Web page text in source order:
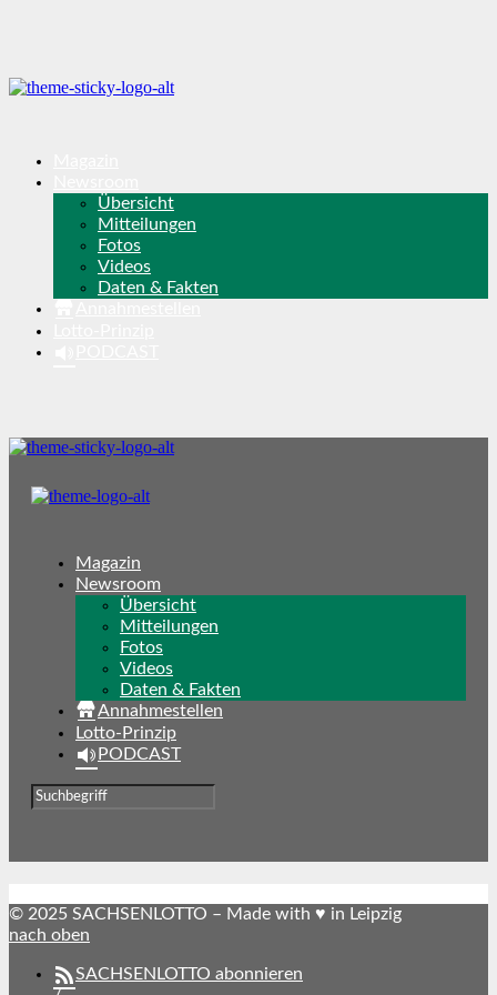
Übersicht
Mitteilungen
Fotos
Videos
Daten & Fakten
Magazin
Newsroom
Übersicht
Mitteilungen
Fotos
Videos
Daten & Fakten
Annahmestellen
Lotto-Prinzip
PODCAST
© 2025 SACHSENLOTTO – Made with ♥ in Leipzig
nach oben
SACHSENLOTTO abonnieren